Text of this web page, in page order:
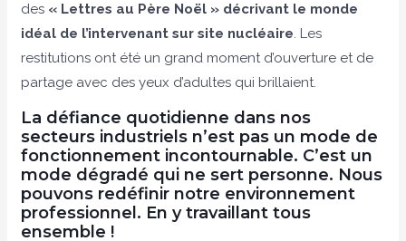
des « Lettres au Père Noël » décrivant le monde
idéal de l’intervenant sur site nucléaire. Les
restitutions ont été un grand moment d’ouverture et de
partage avec des yeux d’adultes qui brillaient.
La défiance quotidienne dans nos
secteurs industriels n’est pas un mode de
fonctionnement incontournable. C’est un
mode dégradé qui ne sert personne. Nous
pouvons redéfinir notre environnement
professionnel. En y travaillant tous
ensemble !